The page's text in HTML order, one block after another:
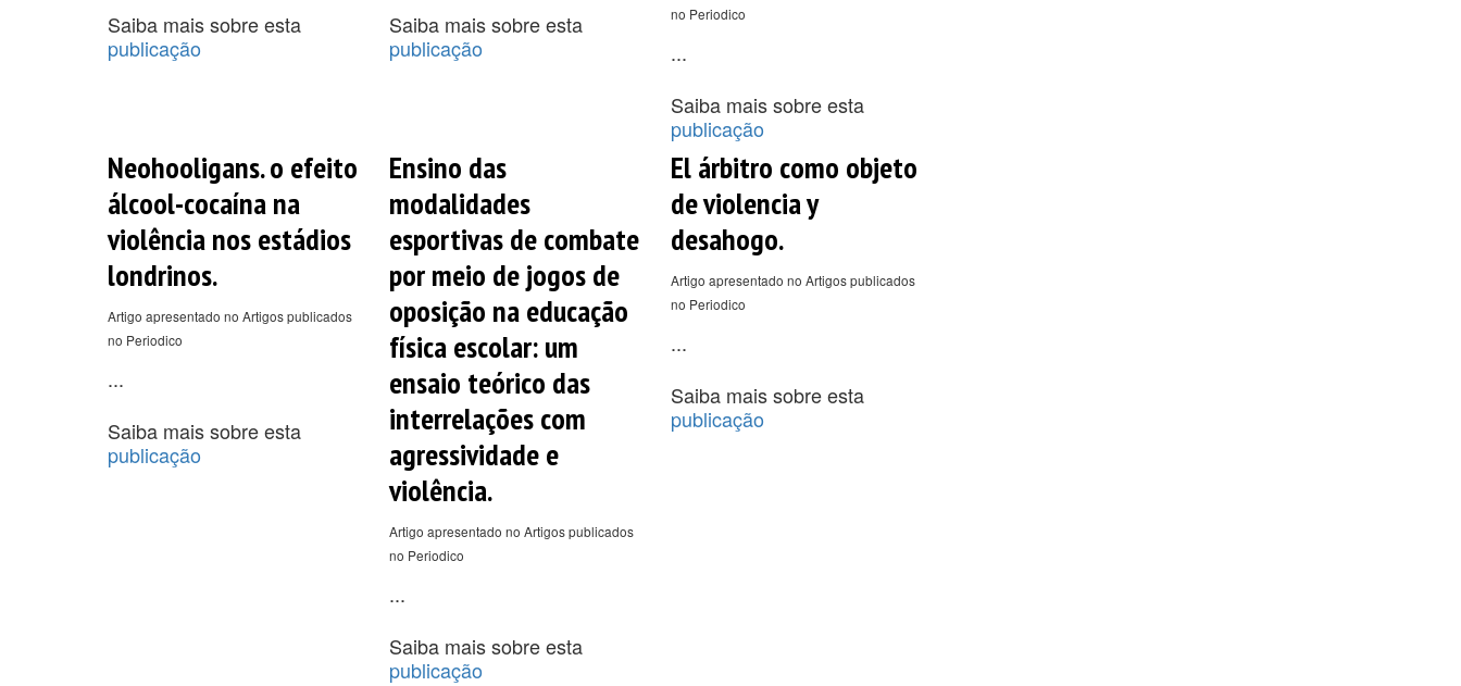
Saiba mais sobre esta
publicação
Saiba mais sobre esta
publicação
no Periodico
...
Saiba mais sobre esta
publicação
Neohooligans. o efeito
álcool-cocaína na
violência nos estádios
londrinos.
Artigo apresentado no Artigos publicados
no Periodico
...
Saiba mais sobre esta
publicação
Ensino das
modalidades
esportivas de combate
por meio de jogos de
oposição na educação
física escolar: um
ensaio teórico das
interrelações com
agressividade e
violência.
Artigo apresentado no Artigos publicados
no Periodico
...
Saiba mais sobre esta
publicação
El árbitro como objeto
de violencia y
desahogo.
Artigo apresentado no Artigos publicados
no Periodico
...
Saiba mais sobre esta
publicação